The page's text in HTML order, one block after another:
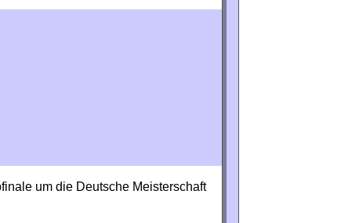
um die Deutsche Meisterschaft